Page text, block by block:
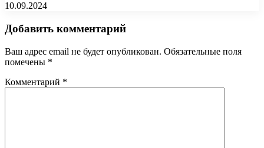
10.09.2024
Добавить комментарий
Ваш адрес email не будет опубликован. Обязательные поля
помечены *
Комментарий *